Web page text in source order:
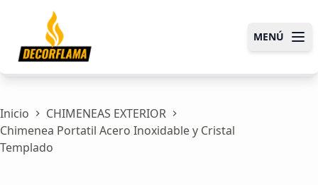
Abrir
MENÚ
Saltar
contenido
Inicio
CHIMENEAS EXTERIOR
Chimenea Portatil Acero Inoxidable y Cristal
Templado